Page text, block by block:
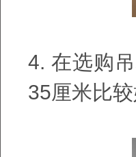
4.在选购
35厘米比